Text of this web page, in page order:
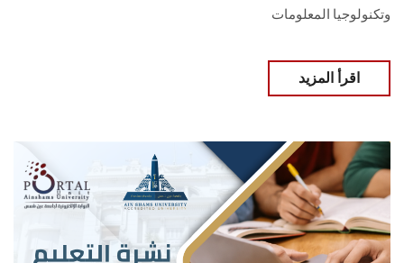
وتكنولوجيا المعلومات
اقرأ المزيد